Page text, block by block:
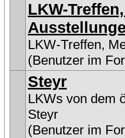
LKW-
LKW-Treffen,
(Benutzer im
Steyr
LKWs von dem
Steyr
(Benutzer im